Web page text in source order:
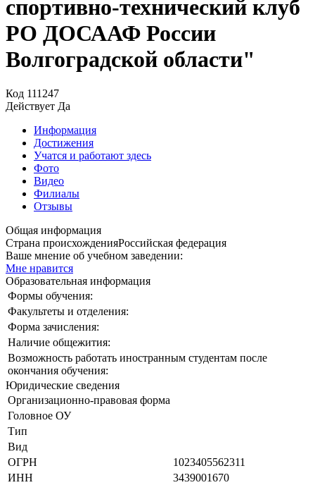
спортивно-технический клуб
РО ДОСААФ России
Волгоградской области"
Код 111247
Действует Да
Информация
Достижения
Учатся и работают здесь
Фото
Видео
Филиалы
Отзывы
Общая информация
Страна происхожденияРоссийская федерация
Ваше мнение об учебном заведении:
Мне нравится
Образовательная информация
Формы обучения:
Факультеты и отделения:
Форма зачисления:
Наличие общежития:
Возможность работать иностранным студентам после
окончания обучения:
Юридические сведения
Организационно-правовая форма
Головное ОУ
Тип
Вид
ОГРН
1023405562311
ИНН
3439001670